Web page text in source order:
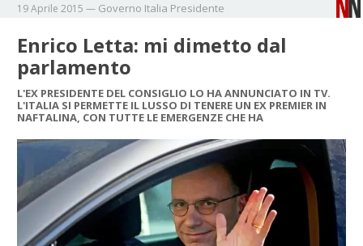
19 Aprile 2015 — Governo Italia Presidente
Enrico Letta: mi dimetto dal
parlamento
L'EX PRESIDENTE DEL CONSIGLIO LO HA ANNUNCIATO IN TV.
L'ITALIA SI PERMETTE IL LUSSO DI TENERE UN EX PREMIER IN
NAFTALINA, CON TUTTE LE EMERGENZE CHE HA